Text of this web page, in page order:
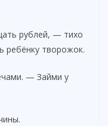
рублей, — тихо
ребёнку творожок.
— Займи у